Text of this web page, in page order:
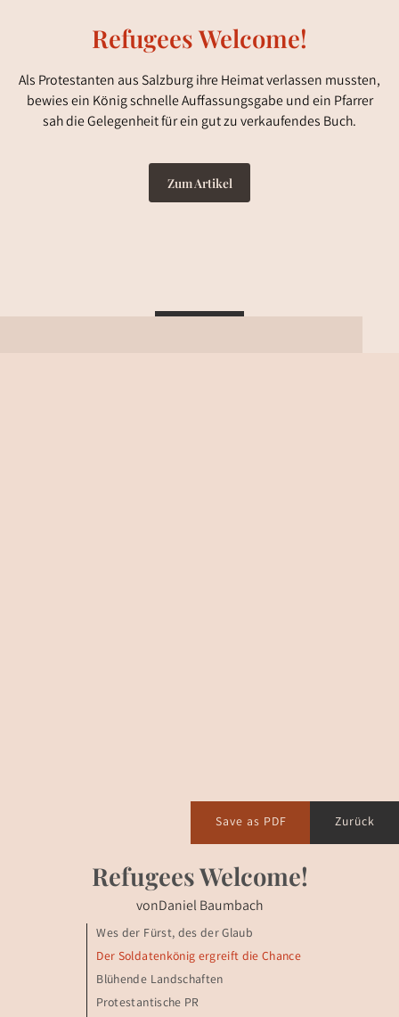
Refugees Welcome!
Als Protestanten aus Salzburg ihre Heimat verlassen mussten,
bewies ein König schnelle Auffassungsgabe und ein Pfarrer
sah die Gelegenheit für ein gut zu verkaufendes Buch.
Zum Artikel
Save as PDF Zurück
Refugees Welcome!
vonDaniel Baumbach
Wes der Fürst, des der Glaub
Der Soldatenkönig ergreift die Chance
Blühende Landschaften
Protestantische PR